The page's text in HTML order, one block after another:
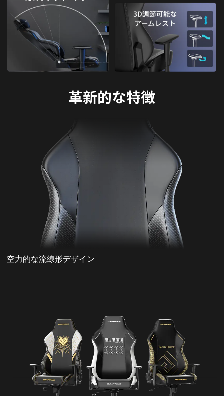
革新的な特徴
空力的な流線形デザイン